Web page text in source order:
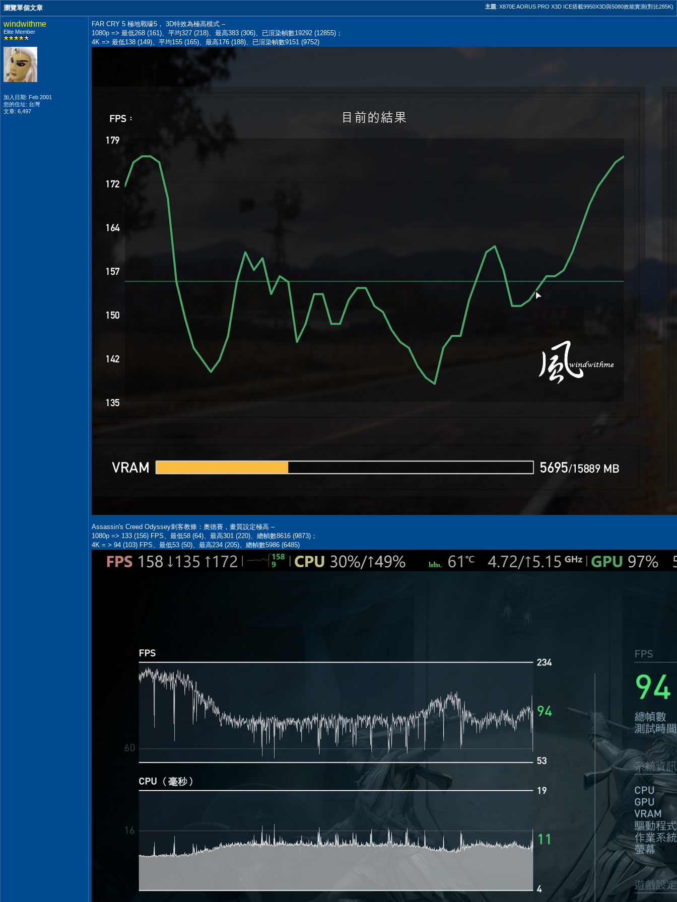
主題: X870E AORUS PRO X3D ICE搭載9950X3D與5080效能實測(對比285K)
瀏覽單個文章
windwithme
Elite Member
加入日期: Feb 2001
您的住址: 台灣
文章: 6,497
FAR CRY 5 極地戰嚎5， 3D特效為極高模式 –
1080p => 最低268 (161)、平均327 (218)、最高383 (306)、已渲染幀數19292 (12855)；
4K => 最低138 (149)、平均155 (165)、最高176 (188)、已渲染幀數9151 (9752)
Assassin's Creed Odyssey刺客教條：奧德賽，畫質設定極高 –
1080p => 133 (156) FPS、最低58 (64)、最高301 (220)、總幀數8616 (9873)；
4K = > 94 (103) FPS、最低53 (50)、最高234 (205)、總幀數5986 (6485)